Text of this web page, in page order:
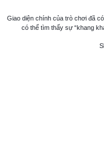
Giao diện chính của trò chơi đã
có thể tìm thấy sự “khang